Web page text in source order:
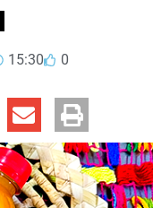
15:30 0